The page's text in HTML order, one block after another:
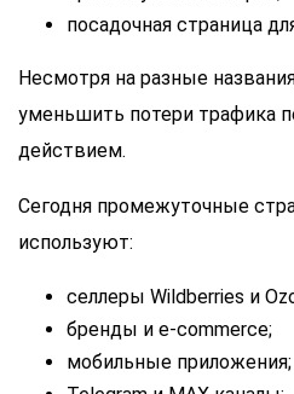
посадочная страница
Несмотря на разные
уменьшить потери трафика
действием.
Сегодня промежуточные
используют:
селлеры Wildberries и
бренды и e-commerce;
мобильные приложения;